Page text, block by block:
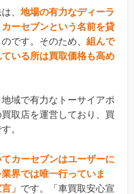
、 地場の有力なディーラ
ーセブンという名前を貸
です。そのため、 組んで
いる所は買取価格も高め
域で有力なトーサイアポ
取店を運営しており、買
。
カーセブンはユーザーに
界では唯一行っていま
」 です。「車買取安心宣